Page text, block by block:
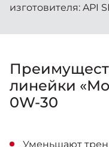
изготовителя: API
линейки
0W-30
Уменьшают